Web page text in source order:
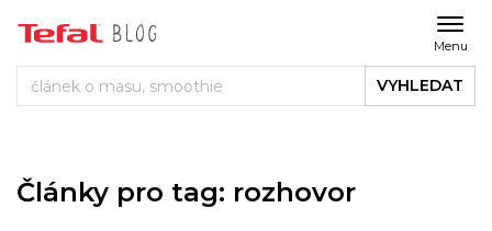
Menu
VYHLEDAT
Články pro tag: rozhovor